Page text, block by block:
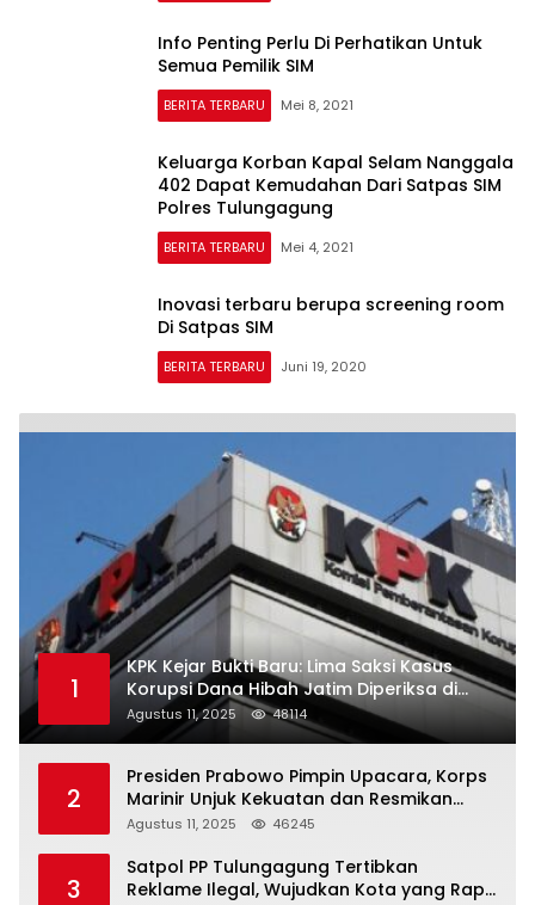
Info Penting Perlu Di Perhatikan Untuk
Semua Pemilik SIM
BERITA TERBARU Mei 8, 2021
Keluarga Korban Kapal Selam Nanggala
402 Dapat Kemudahan Dari Satpas SIM
Polres Tulungagung
BERITA TERBARU Mei 4, 2021
Inovasi terbaru berupa screening room
Di Satpas SIM
BERITA TERBARU Juni 19, 2020
1
KPK Kejar Bukti Baru: Lima Saksi Kasus
Korupsi Dana Hibah Jatim Diperiksa di
Trenggalek
Agustus 11, 2025 48114
2
Presiden Prabowo Pimpin Upacara, Korps
Marinir Unjuk Kekuatan dan Resmikan
Struktur Baru
Agustus 11, 2025 46245
3
Satpol PP Tulungagung Tertibkan
Reklame Ilegal, Wujudkan Kota yang Rapi